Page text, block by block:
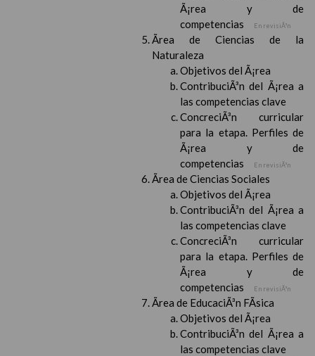
Ã¡rea y de
competencias
En revisiÃ³n
Ãrea de Ciencias de la
Naturaleza
Objetivos del Ã¡rea
ContribuciÃ³n del Ã¡rea a
las competencias clave
ConcreciÃ³n curricular
para la etapa. Perfiles de
Ã¡rea y de
competencias
En revisiÃ³n
Ãrea de Ciencias Sociales
Objetivos del Ã¡rea
ContribuciÃ³n del Ã¡rea a
las competencias clave
ConcreciÃ³n curricular
para la etapa. Perfiles de
Ã¡rea y de
competencias
En revisiÃ³n
Ãrea de EducaciÃ³n FÃ­sica
Objetivos del Ã¡rea
ContribuciÃ³n del Ã¡rea a
las competencias clave